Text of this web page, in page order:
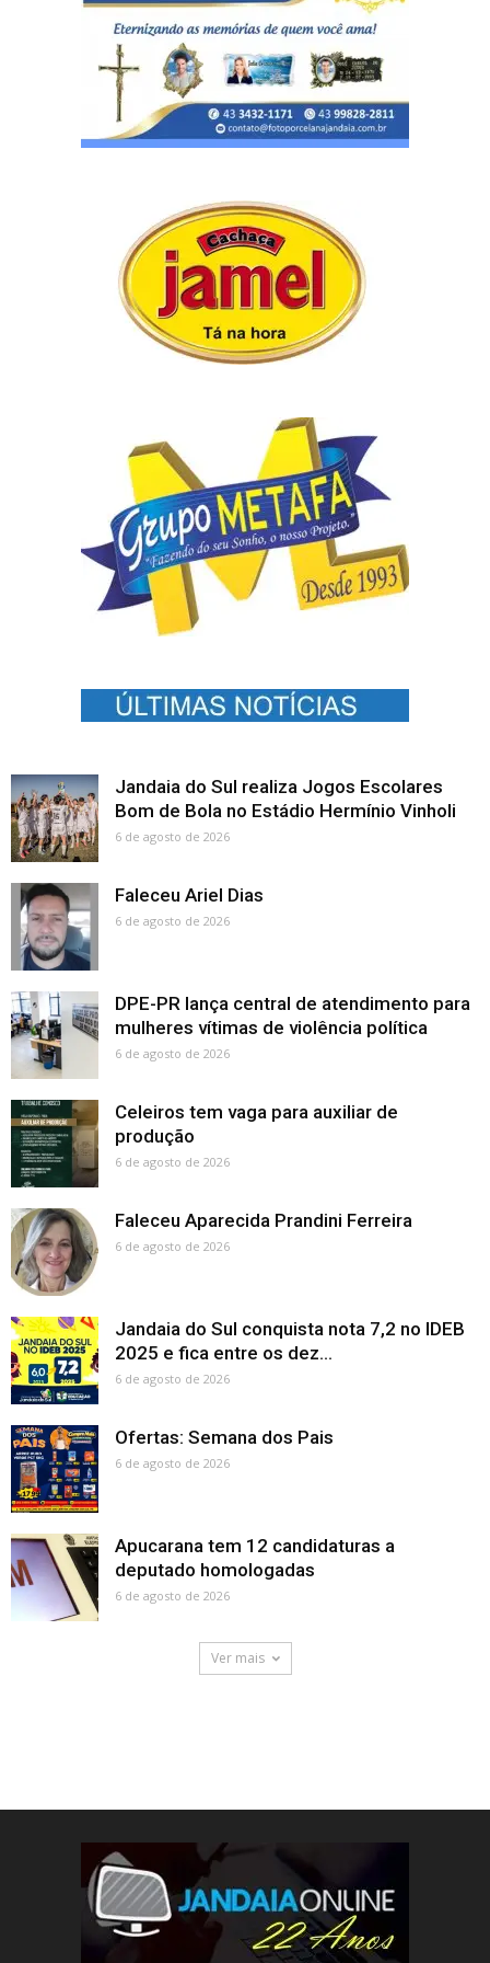
Jandaia do Sul realiza Jogos Escolares
Bom de Bola no Estádio Hermínio Vinholi
6 de agosto de 2026
Faleceu Ariel Dias
6 de agosto de 2026
DPE-PR lança central de atendimento para
mulheres vítimas de violência política
6 de agosto de 2026
Celeiros tem vaga para auxiliar de
produção
6 de agosto de 2026
Faleceu Aparecida Prandini Ferreira
6 de agosto de 2026
Jandaia do Sul conquista nota 7,2 no IDEB
2025 e fica entre os dez...
6 de agosto de 2026
Ofertas: Semana dos Pais
6 de agosto de 2026
Apucarana tem 12 candidaturas a
deputado homologadas
6 de agosto de 2026
Ver mais